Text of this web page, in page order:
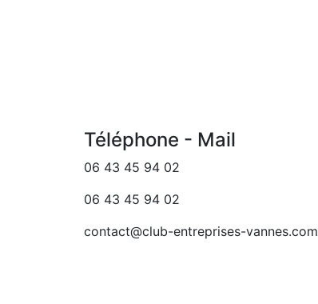
Téléphone - Mail
06 43 45 94 02
06 43 45 94 02
contact@club-entreprises-vannes.com